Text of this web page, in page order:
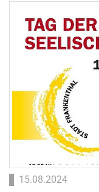
15.08.2024